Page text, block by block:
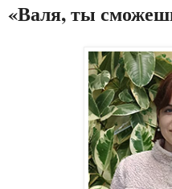
«Валя, ты